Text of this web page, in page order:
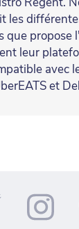
les
que propose
leur
avec
et